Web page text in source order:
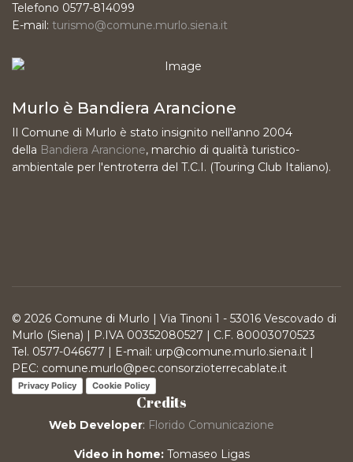
Telefono 0577-814099
E-mail: turismo@comune.murlo.siena.it
Murlo è Bandiera Arancione
Il Comune di Murlo è stato insignito nell'anno 2004
della Bandiera Arancione, marchio di qualità turistico-
ambientale per l'entroterra del T.C.I. (Touring Club Italiano).
© 2026 Comune di Murlo | Via Tinoni 1 - 53016 Vescovado di
Murlo (Siena) | P.IVA 00352080527 | C.F. 80003070523
Tel. 0577-046677 | E-mail: urp@comune.murlo.siena.it |
PEC: comune.murlo@pec.consorzioterrecablate.it
Privacy Policy Cookie Policy
Credits
Web Developer: Florido Comunicazione
Video in home:Tomaseo Ligas